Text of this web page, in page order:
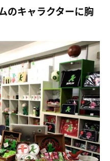
のキャラクターに胸